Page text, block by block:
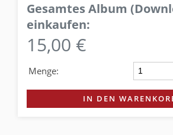
Gesamtes Album
einkaufen:
15,00 €
Menge:
IN DEN